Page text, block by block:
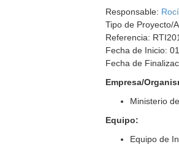
Responsable:
Tipo de Proyecto/
Referencia:
Fecha de Inicio:
Fecha de
Empresa/
Ministerio
Equipo:
Equipo de